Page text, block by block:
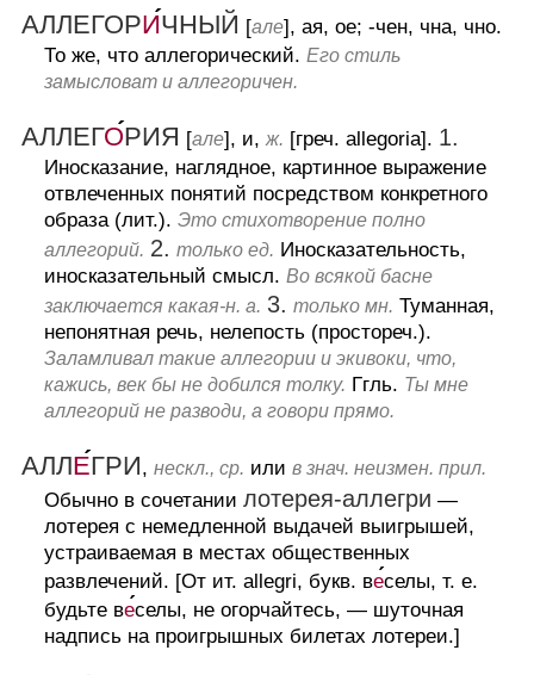
АЛЛЕГОРИЧНЫЙ [але], ая, ое; -чен, чна, чно.
То же, что аллегорический. Его стиль
замысловат и аллегоричен.
АЛЛЕГОРИЯ [але], и,ж. [греч. allegoria]. 1.
Иносказание, наглядное, картинное выражение
отвлеченных понятий посредством конкретного
образа (лит.). Это стихотворение полно
аллегорий. 2. только ед. Иносказательность,
иносказательный смысл. Во всякой басне
заключается какая-н. а. 3. только мн. Туманная,
непонятная речь, нелепость (простореч.).
Заламливал такие аллегории и экивоки, что,
кажись, век бы не добился толку. Ггль. Ты мне
аллегорий не разводи, а говори прямо.
АЛЛЕГРИ, нескл., ср. или в знач. неизмен. прил.
Обычно в сочетании лотерея-аллегри —
лотерея с немедленной выдачей выигрышей,
устраиваемая в местах общественных
развлечений. [От ит. allegri, букв. веселы, т. е.
будьте веселы, не огорчайтесь, — шуточная
надпись на проигрышных билетах лотереи.]